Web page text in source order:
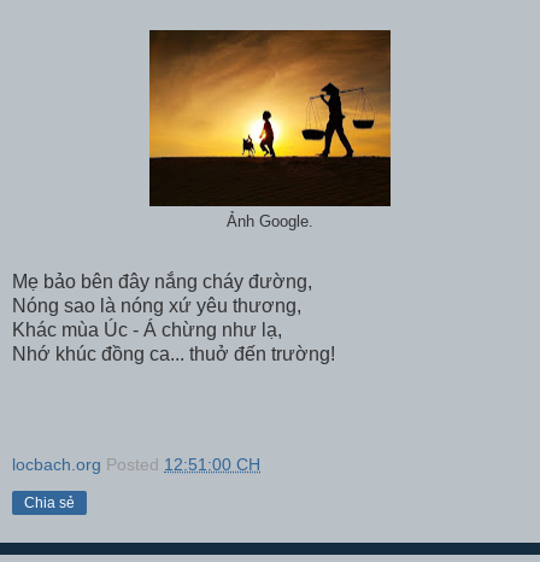
Ảnh Google.
Mẹ bảo bên đây nắng cháy đường,
Nóng sao là nóng xứ yêu thương,
Khác mùa Úc - Á chừng như lạ,
Nhớ khúc đồng ca... thuở đến trường!
locbach.org Posted 12:51:00 CH
Chia sẻ